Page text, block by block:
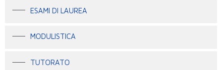
ESAMI DI LAUREA
MODULISTICA
TUTORATO